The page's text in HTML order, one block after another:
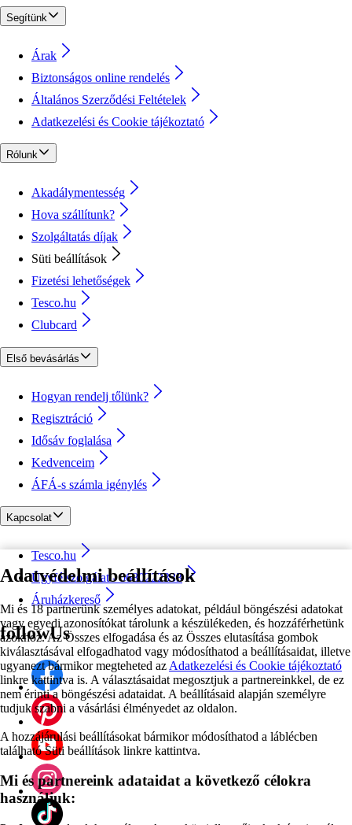
Adatvédelmi beállítások
Mi és 18 partnerünk személyes adatokat, például böngészési adatokat
vagy egyedi azonosítókat tárolunk a készülékeden, és hozzáférhetünk
azokhoz. Az Összes elfogadása és az Összes elutasítása gombok
kiválasztásával elfogadhatod vagy módosíthatod a beállításaidat, illetve
ugyanezt bármikor megteheted az Adatkezelési és Cookie tájékoztató
linkre kattintva is. A választásaidat megosztjuk a partnereinkkel, de ez
nem érinti a böngészési adataidat. A beállításaid alapján személyre
tudjuk szabni a vásárlási élményedet az oldalon.
A hozzájárulási beállításokat bármikor módosíthatod a láblécben
található Süti beállítások linkre kattintva.
Mi és partnereink adataidat a következő célokra
használjuk:
Segítünk
Árak
Biztonságos online rendelés
Általános Szerződési Feltételek
Adatkezelési és Cookie tájékoztató
Rólunk
Akadálymentesség
Hova szállítunk?
Szolgáltatás díjak
Süti beállítások
Fizetési lehetőségek
Tesco.hu
Clubcard
Első bevásárlás
Hogyan rendelj tőlünk?
Regisztráció
Idősáv foglalása
Kedvenceim
ÁFÁ-s számla igénylés
Kapcsolat
Tesco.hu
Ügyfélszolgálat - 0680222333
Áruházkereső
followUs